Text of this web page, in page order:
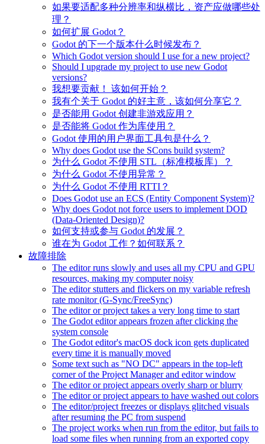
如果要适配多种分辨率和纵横比，资产应做哪些处
理？
如何扩展 Godot？
Godot 的下一个版本什么时候发布？
Which Godot version should I use for a new project?
Should I upgrade my project to use new Godot
versions?
我想要贡献！ 该如何开始？
我有个关于 Godot 的好主意，该如何分享它？
是否能用 Godot 创建非游戏应用？
是否能将 Godot 作为库使用？
Godot 使用的用户界面工具包是什么？
Why does Godot use the SCons build system?
为什么 Godot 不使用 STL（标准模板库）？
为什么 Godot 不使用异常？
为什么 Godot 不使用 RTTI？
Does Godot use an ECS (Entity Component System)?
Why does Godot not force users to implement DOD
(Data-Oriented Design)?
如何支持或参与 Godot 的发展？
谁在为 Godot 工作？如何联系？
故障排除
The editor runs slowly and uses all my CPU and GPU
resources, making my computer noisy
The editor stutters and flickers on my variable refresh
rate monitor (G-Sync/FreeSync)
The editor or project takes a very long time to start
The Godot editor appears frozen after clicking the
system console
The Godot editor's macOS dock icon gets duplicated
every time it is manually moved
Some text such as "NO DC" appears in the top-left
corner of the Project Manager and editor window
The editor or project appears overly sharp or blurry
The editor or project appears to have washed out colors
The editor/project freezes or displays glitched visuals
after resuming the PC from suspend
The project works when run from the editor, but fails to
load some files when running from an exported copy